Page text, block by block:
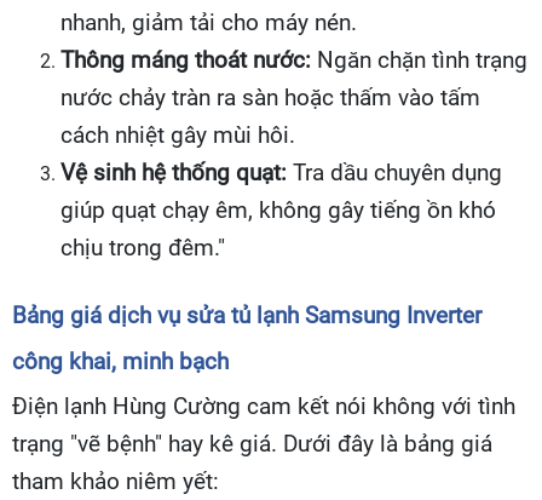
nhanh, giảm tải cho máy nén.
Thông máng thoát nước: Ngăn chặn tình trạng
nước chảy tràn ra sàn hoặc thấm vào tấm
cách nhiệt gây mùi hôi.
Vệ sinh hệ thống quạt: Tra dầu chuyên dụng
giúp quạt chạy êm, không gây tiếng ồn khó
chịu trong đêm."
Bảng giá dịch vụ sửa tủ lạnh Samsung Inverter
công khai, minh bạch
Điện lạnh Hùng Cường cam kết nói không với tình
trạng "vẽ bệnh" hay kê giá. Dưới đây là bảng giá
tham khảo niêm yết: